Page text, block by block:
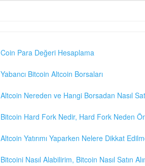
Coin Para Değeri Hesaplama
Yabancı Bitcoin Altcoin Borsaları
Altcoin Nereden ve Hangi Borsadan Nasıl
Bitcoin Hard Fork Nedir, Hard Fork Neden
Altcoin Yatırımı Yaparken Nelere Dikkat
Bitcoini Nasıl Alabilirim, Bitcoin Nasıl Satın